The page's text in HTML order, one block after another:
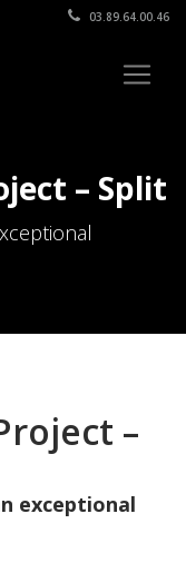
03.89.64.00.46
– Split
–
exceptional